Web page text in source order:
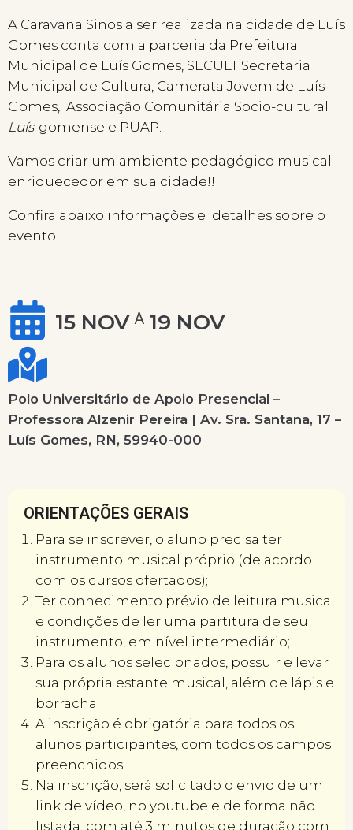
A Caravana Sinos a ser realizada na cidade de Luís
Gomes conta com a parceria da Prefeitura
Municipal de Luís Gomes, SECULT Secretaria
Municipal de Cultura, Camerata Jovem de Luís
Gomes, Associação Comunitária Socio-cultural
Luís-gomense e PUAP.
Vamos criar um ambiente pedagógico musical
enriquecedor em sua cidade!!
Confira abaixo informações e detalhes sobre o
evento!
15 NOV A 19 NOV
Polo Universitário de Apoio Presencial –
Professora Alzenir Pereira | Av. Sra. Santana, 17 –
Luís Gomes, RN, 59940-000
ORIENTAÇÕES GERAIS
Para se inscrever, o aluno precisa ter
instrumento musical próprio (de acordo
com os cursos ofertados);
Ter conhecimento prévio de leitura musical
e condições de ler uma partitura de seu
instrumento, em nível intermediário;
Para os alunos selecionados, possuir e levar
sua própria estante musical, além de lápis e
borracha;
A inscrição é obrigatória para todos os
alunos participantes, com todos os campos
preenchidos;
Na inscrição, será solicitado o envio de um
link de vídeo, no youtube e de forma não
listada, com até 3 minutos de duração com